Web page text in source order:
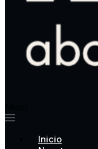
Inicio